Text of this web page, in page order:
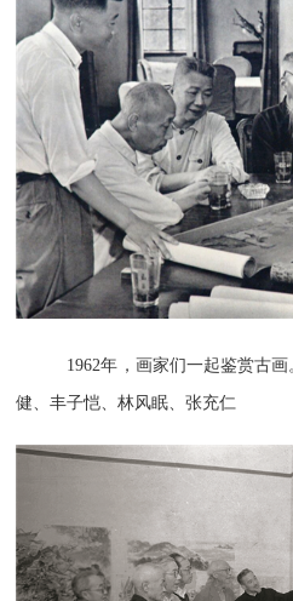
1962年，画家们一起鉴赏古
健、丰子恺、林风眠、张充仁